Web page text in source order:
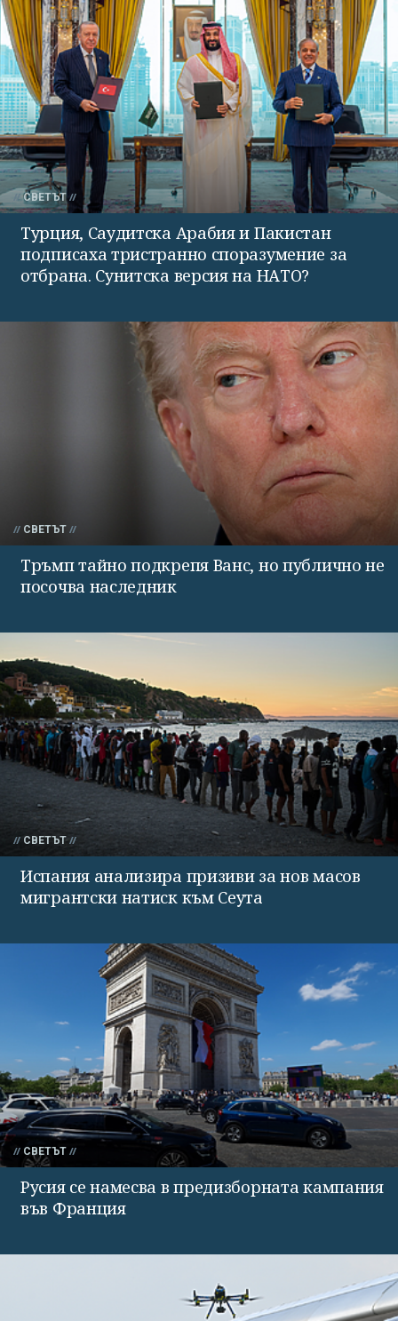
СВЕТЪТ
Турция, Саудитска Арабия и Пакистан
подписаха тристранно споразумение за
отбрана. Сунитска версия на НАТО?
СВЕТЪТ
Тръмп тайно подкрепя Ванс, но публично не
посочва наследник
СВЕТЪТ
Испания анализира призиви за нов масов
мигрантски натиск към Сеута
СВЕТЪТ
Русия се намесва в предизборната кампания
във Франция